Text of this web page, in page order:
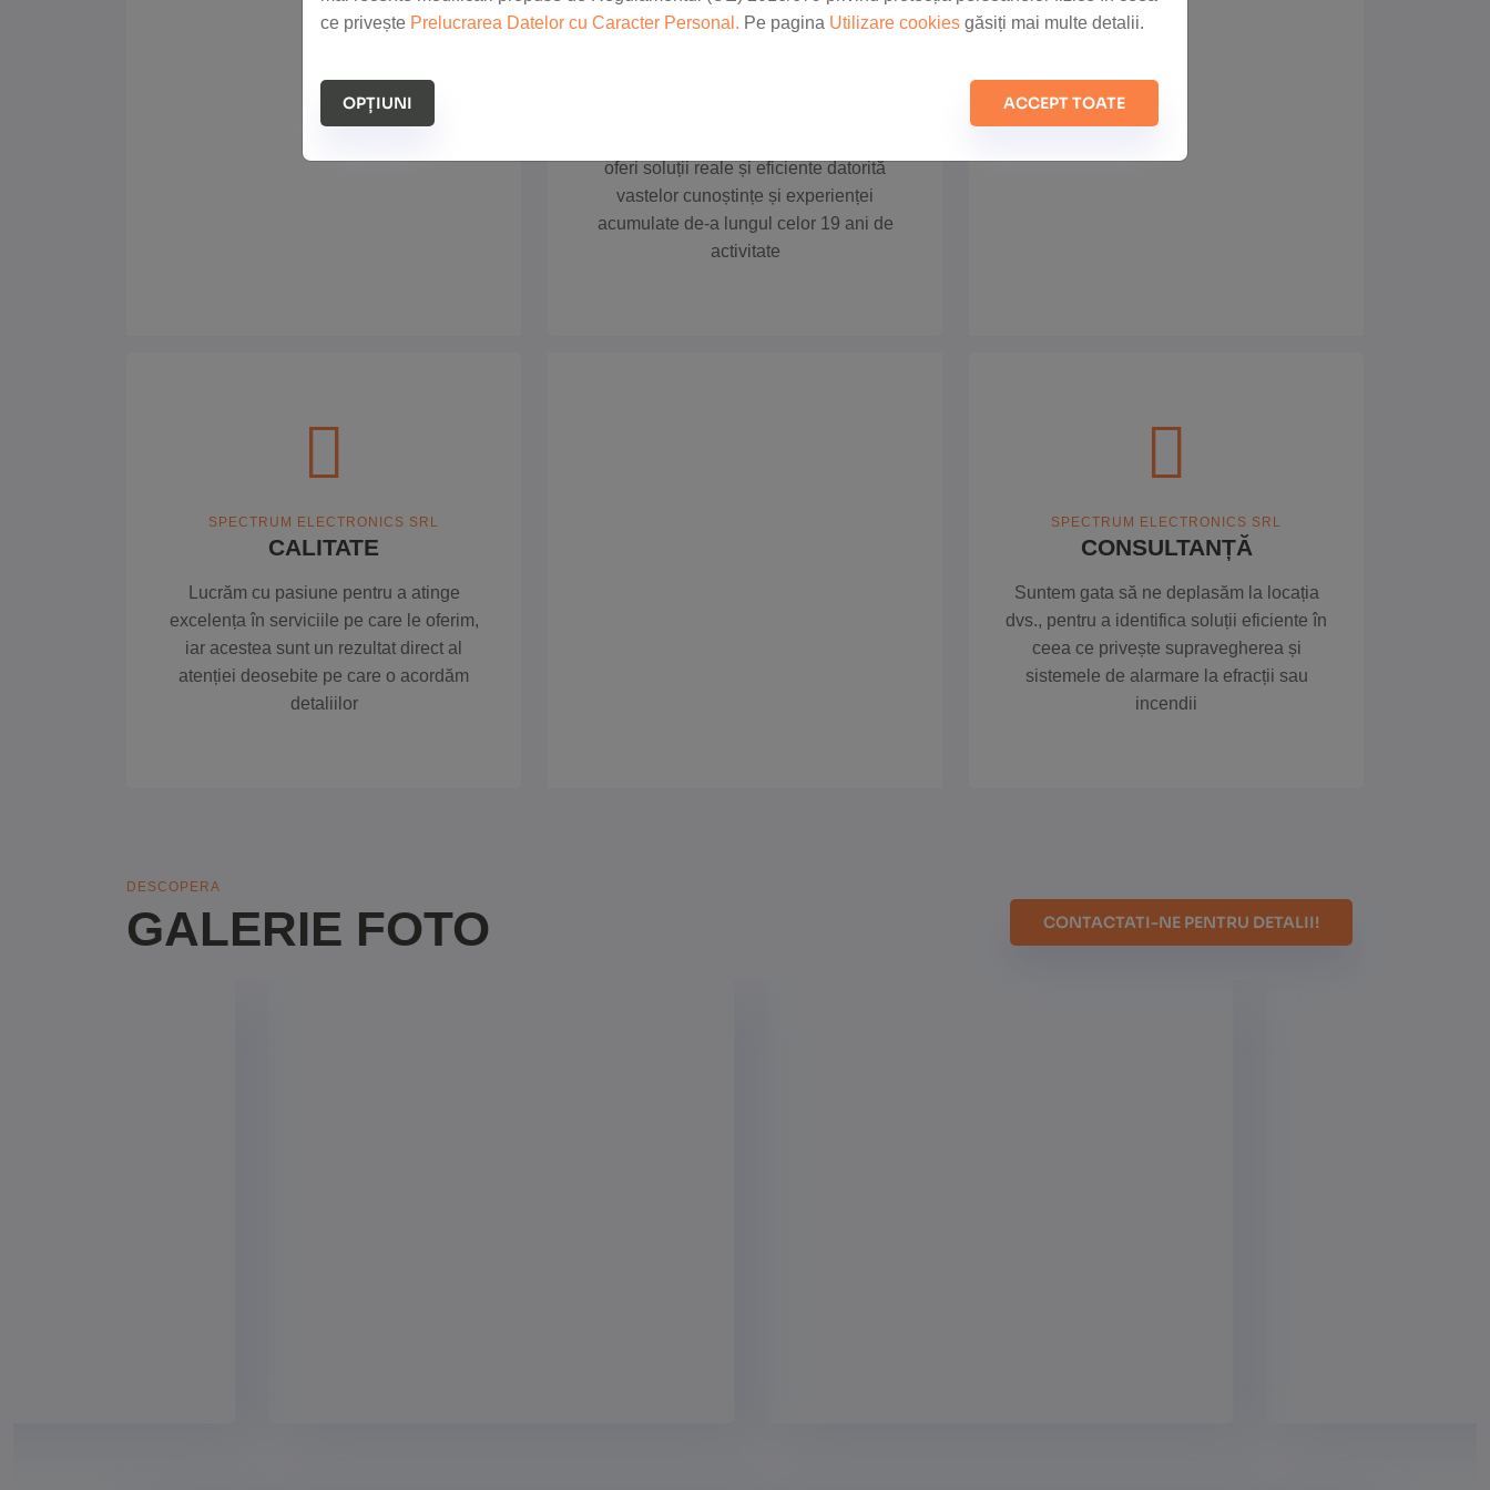
oferi soluții reale și eficiente datorită
vastelor cunoștințe și experienței
acumulate de-a lungul celor 19 ani de
activitate
SPECTRUM ELECTRONICS SRL
CALITATE
Lucrăm cu pasiune pentru a atinge
excelența în serviciile pe care le oferim,
iar acestea sunt un rezultat direct al
atenției deosebite pe care o acordăm
detaliilor
SPECTRUM ELECTRONICS SRL
CONSULTANȚĂ
Suntem gata să ne deplasăm la locația
dvs., pentru a identifica soluții eficiente în
ceea ce privește supravegherea și
sistemele de alarmare la efracții sau
incendii
DESCOPERA
GALERIE FOTO CONTACTATI-NE PENTRU DETALII!
ce privește Prelucrarea Datelor cu Caracter Personal. Pe pagina Utilizare cookies găsiți mai multe detalii.
OPȚIUNI ACCEPT TOATE